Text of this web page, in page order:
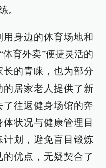
。
身边的体育场地和
育外卖”便捷灵活的
长的青睐，也为部分
的居家老人提供了新
往返健身场馆的奔
状况与健康管理目
计划，避免盲目锻炼
优点，无疑契合了